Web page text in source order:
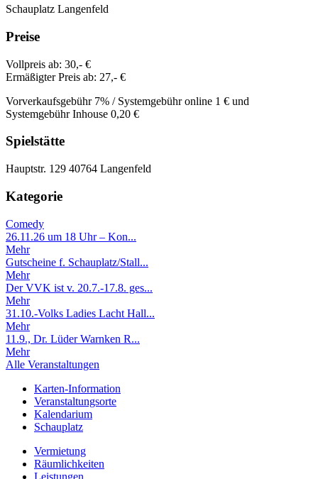
Schauplatz Langenfeld
Preise
Vollpreis ab: 30,- €
Ermäßigter Preis ab: 27,- €
Vorverkaufsgebühr 7% / Systemgebühr online 1 € und
Systemgebühr Inhouse 0,20 €
Spielstätte
Hauptstr. 129 40764 Langenfeld
Kategorie
Comedy
26.11.26 um 18 Uhr – Kon...
Mehr
Gutscheine f. Schauplatz/Stall...
Mehr
Der VVK ist v. 20.7.-17.8. ges...
Mehr
31.10.-Volks Ladies Lacht Hall...
Mehr
11.9., Dr. Lüder Warnken R...
Mehr
Alle Veranstaltungen
Karten-Information
Veranstaltungsorte
Kalendarium
Schauplatz
Vermietung
Räumlichkeiten
Leistungen